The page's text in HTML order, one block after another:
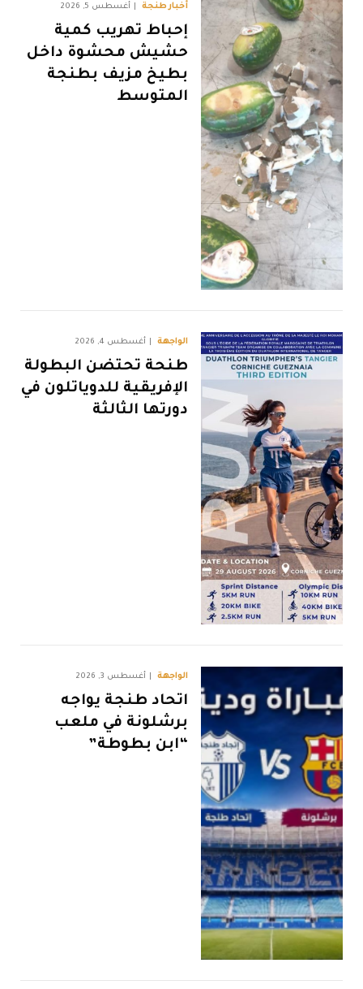
أخبار طنجة أغسطس 5, 2026
إحباط تهريب كمية
حشيش محشوة داخل
بطيخ مزيف بطنجة
المتوسط
الواجهة أغسطس 4, 2026
طنحة تحتضن البطولة
الإفريقية للدوياتلون في
دورتها الثالثة
الواجهة أغسطس 3, 2026
اتحاد طنجة يواجه
برشلونة في ملعب
“ابن بطوطة”